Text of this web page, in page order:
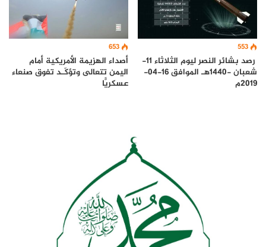
553
رصد بشائر النصر ليوم الثلاثاء 11-
شعبان -1440هـ الموافق 16-04-
2019م
653
أصداء الهزيمة الأمريكية أمام
اليمن تتعالى وتؤكّـد تفوق صنعاء
عسكريًّا